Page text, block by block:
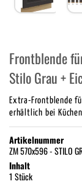
Frontblende
Stilo Grau +
Extra-Frontblende
erhältlich bei
Artikelnummer
ZM 570x596 - STILO
Inhalt
1 Stück